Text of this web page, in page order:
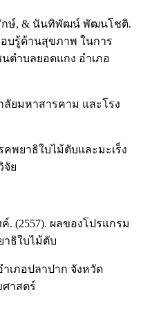
กษ์, & นันทิพัฒน์ พัฒนโชติ.
บรู้ด้านสุขภาพ ในการ
ตําบลยอดแกง อําเภอ
ยมหาสารคาม และโรง
พยาธิใบไม้ตับและมะเร็ง
จัย
(2557). ผลของโปรแกรม
ธิใบไม้ตับ
เภอปลาปาก จังหวัด
าสตร์